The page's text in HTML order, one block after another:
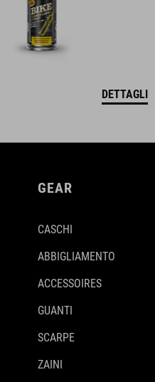
DETTAGLI
GEAR
CASCHI
ABBIGLIAMENTO
ACCESSOIRES
GUANTI
SCARPE
ZAINI